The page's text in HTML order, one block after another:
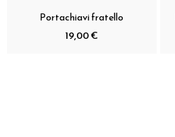
Portachiavi fratello
19,00 €